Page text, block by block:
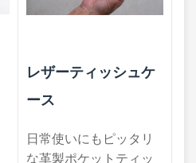
レザーティッシュケ
ース
日常使いにもピッタリ
な革製ポケットティッ